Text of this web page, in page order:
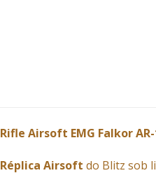
Rifle Airsoft EMG Falkor
Réplica Airsoft do Blitz sob